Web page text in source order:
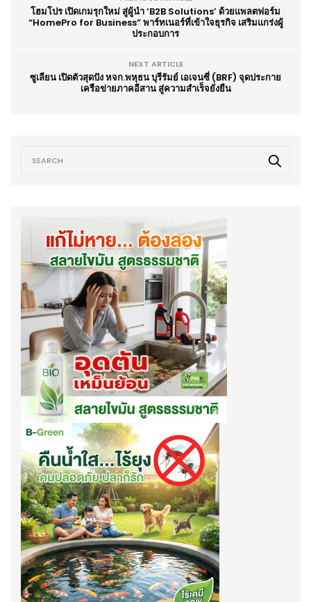
โฮมโปร เปิดเกมรุกใหม่ สู่ผู้นำ ‘B2B Solutions’ ด้วยแพลตฟอร์ม
“HomePro for Business” พาร์ทเนอร์ที่เข้าใจธุรกิจ เสริมแกร่งผู้
ประกอบการ
NEXT ARTICLE
ซูเลียน เปิดตัวสุดปัง หจก.พหุธน บุรีรัมย์ เอเจนซี่ (BRF) จุดประกาย
เครือข่ายภาคอีสาน สู่ความสำเร็จยั่งยืน